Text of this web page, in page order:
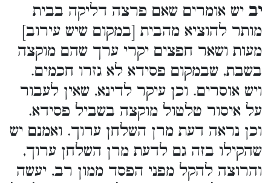
יב יש אומרים שאם פרצה דליקה בבית
מותר להוציא מהבית [במקום שיש עירוב]
מעות ושאר חפצים יקרי ערך שהם מוקצה
בשבת, שבמקום פסידא לא גזרו חכמים.
ויש אוסרים. וכן עיקר לדינא, שאין לעבור
על איסור טלטול מוקצה בשביל פסידא.
וכן נראה דעת מרן השלחן ערוך. ואמנם יש
שהקילו בזה גם לדעת מרן השלחן ערוך,
והרוצה להקל מפני הפסד ממון רב, יעשה